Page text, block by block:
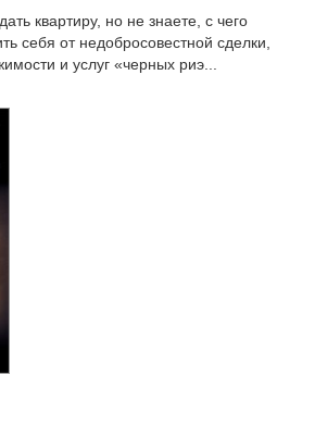
квартиру, но не знаете, с чего
себя от недобросовестной сделки,
и услуг «черных риэ...